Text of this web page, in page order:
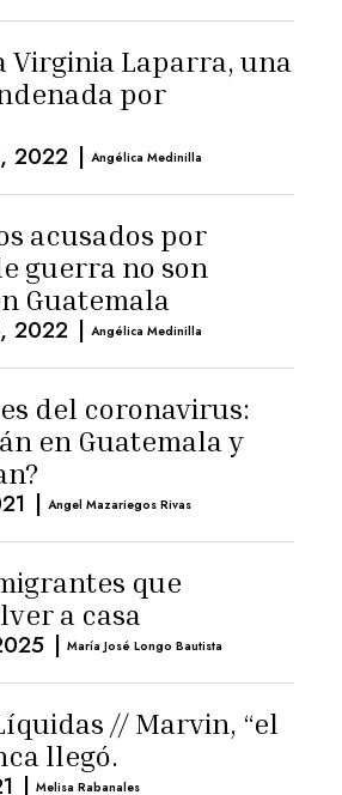
Virginia Laparra, una
por
2022 | Angélica Medinilla
acusados por
guerra no son
Guatemala
2022 | Angélica Medinilla
del coronavirus:
en Guatemala y
| Angel Mazariegos Rivas
que
a casa
| María José Longo Bautista
// Marvin, “el
llegó.
| Melisa Rabanales